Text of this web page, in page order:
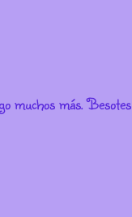
muchos más. Besotes